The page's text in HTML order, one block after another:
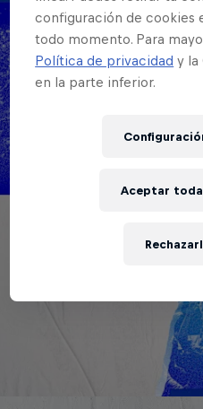
configuración de cookies
todo momento. Para
Política de privacidad y la
en la parte inferior.
Aceptar